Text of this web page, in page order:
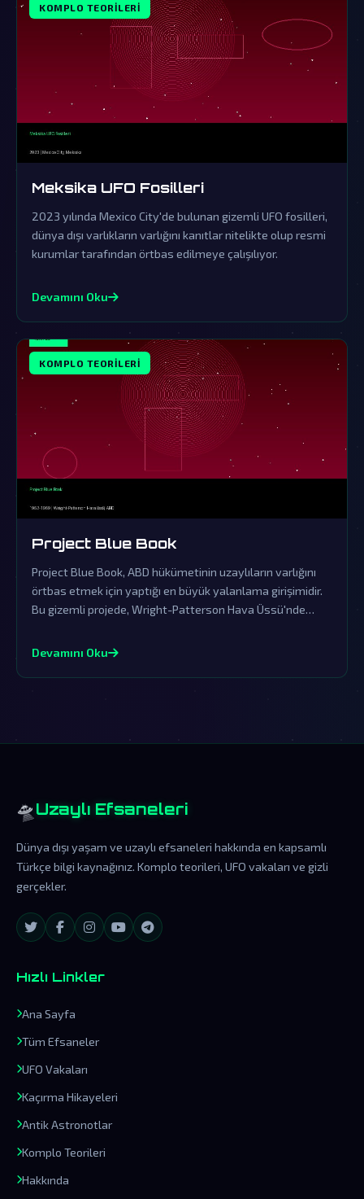
KOMPLO TEORILERI
Meksika UFO Fosilleri
2023 yılında Mexico City'de bulunan gizemli UFO fosilleri,
dünya dışı varlıkların varlığını kanıtlar nitelikte olup resmi
kurumlar tarafından örtbas edilmeye çalışılıyor.
Devamını Oku
KOMPLO TEORILERI
Project Blue Book
Project Blue Book, ABD hükümetinin uzaylıların varlığını
örtbas etmek için yaptığı en büyük yalanlama girişimidir.
Bu gizemli projede, Wright-Patterson Hava Üssü'nde
içeriyor.
Devamını Oku
🛸 Uzaylı Efsaneleri
Dünya dışı yaşam ve uzaylı efsaneleri hakkında en kapsamlı
Türkçe bilgi kaynağınız. Komplo teorileri, UFO vakaları ve gizli
gerçekler.
Hızlı Linkler
Ana Sayfa
Tüm Efsaneler
UFO Vakaları
Kaçırma Hikayeleri
Antik Astronotlar
Komplo Teorileri
Hakkında